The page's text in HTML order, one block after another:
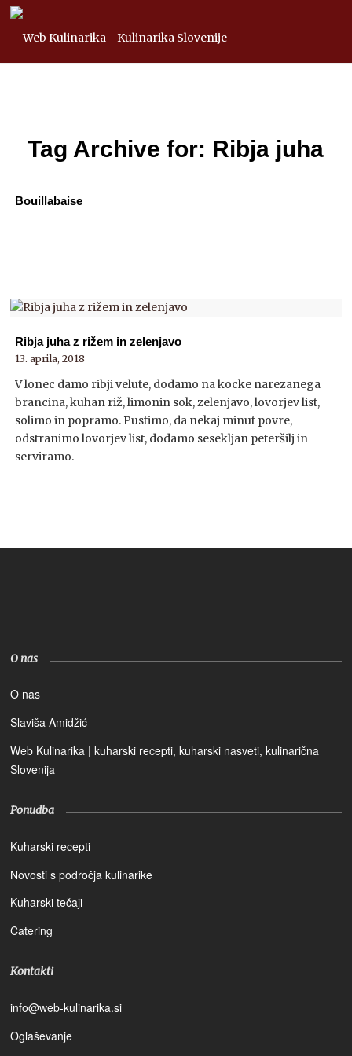
Tag Archive for: Ribja juha
Bouillabaise
Ribja juha z rižem in zelenjavo
13. aprila, 2018
V lonec damo ribji velute, dodamo na kocke narezanega
brancina, kuhan riž, limonin sok, zelenjavo, lovorjev list,
solimo in popramo. Pustimo, da nekaj minut povre,
odstranimo lovorjev list, dodamo sesekljan peteršilj in
serviramo.
O nas
O nas
Slaviša Amidžić
Web Kulinarika | kuharski recepti, kuharski nasveti, kulinarična
Slovenija
Ponudba
Kuharski recepti
Novosti s področja kulinarike
Kuharski tečaji
Catering
Kontakti
info@web-kulinarika.si
Oglaševanje